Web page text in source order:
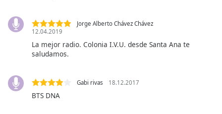
settings
dialog
subtitles
,
Audio
Jorge Alberto Chávez Chávez
12.04.2019
La mejor radio. Colonia I.V.U. desde Santa Ana te
saludamos.
Gabi rivas 18.12.2017
BTS DNA